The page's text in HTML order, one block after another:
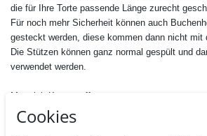
die für Ihre Torte passende Länge zurecht
Für noch mehr Sicherheit können auch
gesteckt werden, diese kommen dann nicht mit
Die Stützen können ganz normal gespült und
verwendet werden.
Material: Kunststoff
Größe: Gesamtlänge 30cm, 18mm Durchmesser
Nicht Spülmaschinen geeignet
Cookies